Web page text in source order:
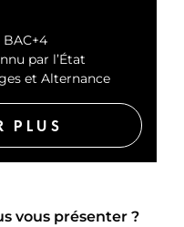
BAC+4
par l’État
et Alternance
PLUS
vous présenter ?